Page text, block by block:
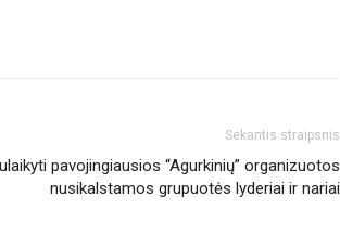
Sekantis straipsnis
pavojingiausios “Agurkinių” organizuotos
nusikalstamos grupuotės lyderiai ir nariai